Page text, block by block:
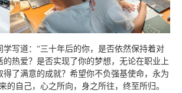
学写道：“三十年后的你，是否依然保持着对
的热爱？是否实现了你的梦想，无论在职业上
得了满意的成就？希望你不负强基使命，永为
的自己，心之所向，身之所往，终至所归。